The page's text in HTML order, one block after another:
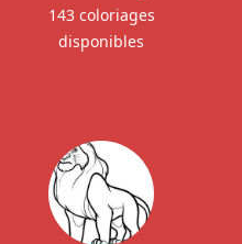
143 coloriages
disponibles